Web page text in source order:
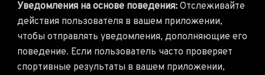
Уведомления на основе поведения: Отслеживайте
действия пользователя в вашем приложении,
чтобы отправлять уведомления, дополняющие его
поведение. Если пользователь часто проверяет
спортивные результаты в вашем приложении,